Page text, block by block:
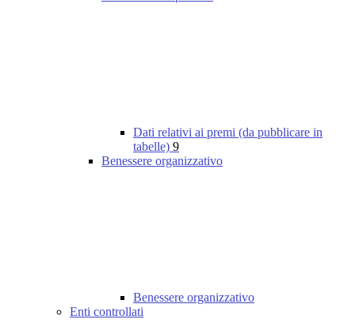
Dati relativi ai premi (da pubblicare in
tabelle) 9
Benessere organizzativo
Benessere organizzativo
Enti controllati